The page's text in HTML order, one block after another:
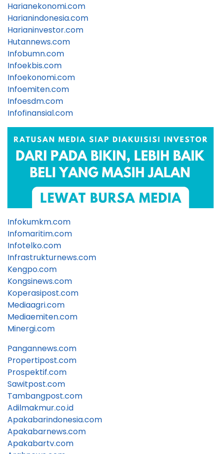
Harianekonomi.com
Harianindonesia.com
Harianinvestor.com
Hutannews.com
Infobumn.com
Infoekbis.com
Infoekonomi.com
Infoemiten.com
Infoesdm.com
Infofinansial.com
Infokumkm.com
Infomaritim.com
Infotelko.com
Infrastrukturnews.com
Kengpo.com
Kongsinews.com
Koperasipost.com
Mediaagri.com
Mediaemiten.com
Minergi.com
Pangannews.com
Propertipost.com
Prospektif.com
Sawitpost.com
Tambangpost.com
Adilmakmur.co.id
Apakabarindonesia.com
Apakabarnews.com
Apakabartv.com